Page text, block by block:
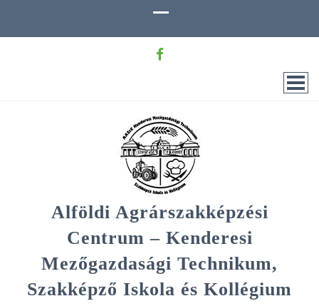
Alföldi Agrárszakképzési
Centrum – Kenderesi
Mezőgazdasági Technikum,
Szakképző Iskola és Kollégium